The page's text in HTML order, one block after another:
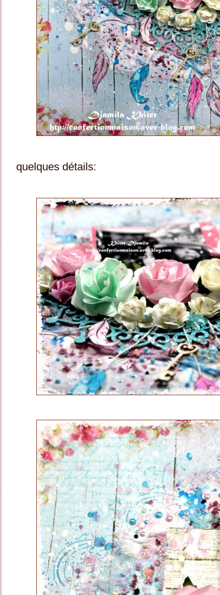
quelques détails: